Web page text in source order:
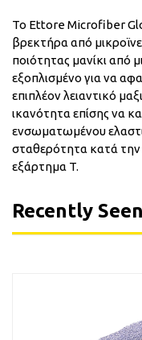
Το Ettore Microfiber
βρεκτήρα από
ποιότητας μανίκι από
εξοπλισμένο για να
επιπλέον λειαντικό
ικανότητα επίσης να
ενσωματωμένου
σταθερότητα κατά
εξάρτημα T.
Recently Seen